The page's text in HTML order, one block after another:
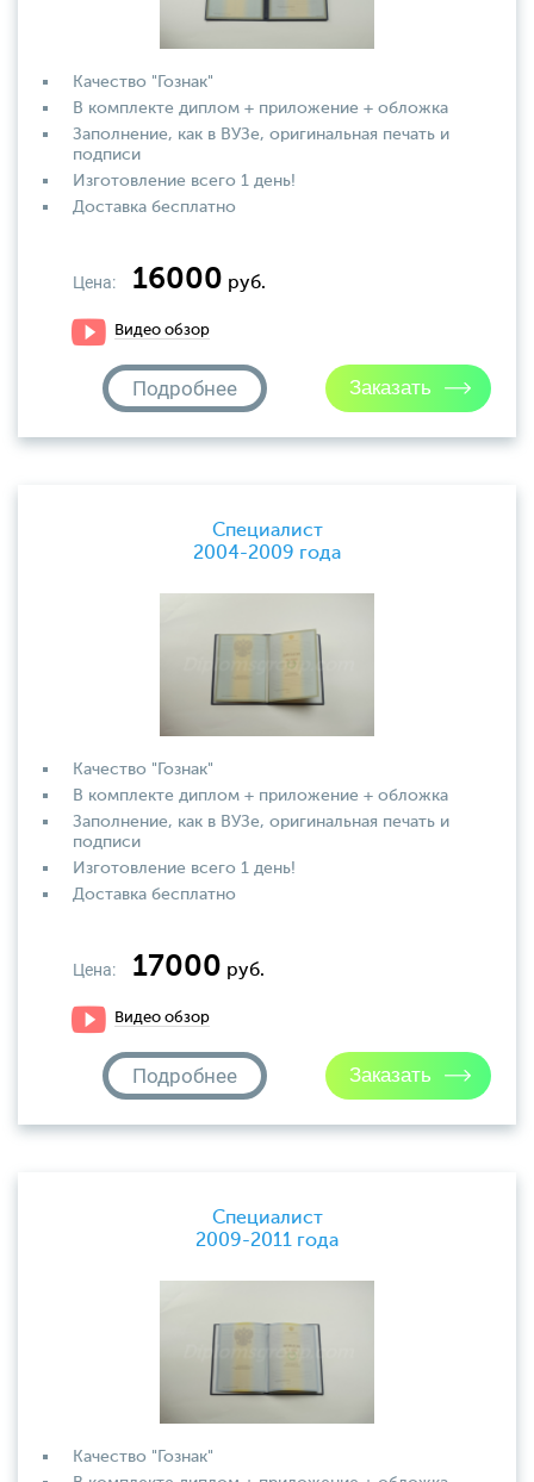
Качество "Гознак"
В комплекте диплом + приложение + обложка
Заполнение, как в ВУЗе, оригинальная печать и
подписи
Изготовление всего 1 день!
Доставка бесплатно
Цена: 16000 руб.
Видео обзор
Подробнее
Специалист
2004-2009 года
Качество "Гознак"
В комплекте диплом + приложение + обложка
Заполнение, как в ВУЗе, оригинальная печать и
подписи
Изготовление всего 1 день!
Доставка бесплатно
Цена: 17000 руб.
Видео обзор
Подробнее
Специалист
2009-2011 года
Качество "Гознак"